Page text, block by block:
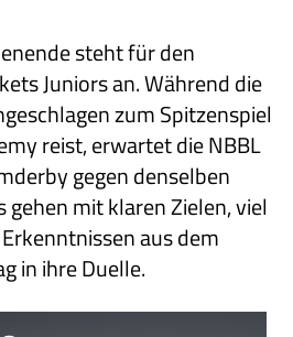
steht für den
Juniors an. Während die
zum Spitzenspiel
reist, erwartet die NBBL
gegen denselben
gehen mit klaren Zielen, viel
aus dem
in ihre Duelle.